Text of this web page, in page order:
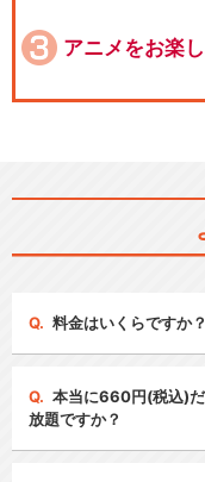
アニメをお楽
料金はいくらですか？
本当に660円(税込)
放題ですか？